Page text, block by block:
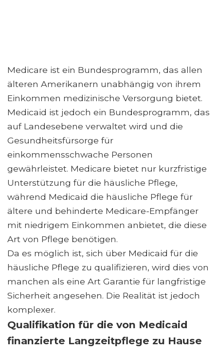
Medicare ist ein Bundesprogramm, das allen
älteren Amerikanern unabhängig von ihrem
Einkommen medizinische Versorgung bietet.
Medicaid ist jedoch ein Bundesprogramm, das
auf Landesebene verwaltet wird und die
Gesundheitsfürsorge für
einkommensschwache Personen
gewährleistet. Medicare bietet nur kurzfristige
Unterstützung für die häusliche Pflege,
während Medicaid die häusliche Pflege für
ältere und behinderte Medicare-Empfänger
mit niedrigem Einkommen anbietet, die diese
Art von Pflege benötigen.
Da es möglich ist, sich über Medicaid für die
häusliche Pflege zu qualifizieren, wird dies von
manchen als eine Art Garantie für langfristige
Sicherheit angesehen. Die Realität ist jedoch
komplexer.
Qualifikation für die von Medicaid
finanzierte Langzeitpflege zu Hause